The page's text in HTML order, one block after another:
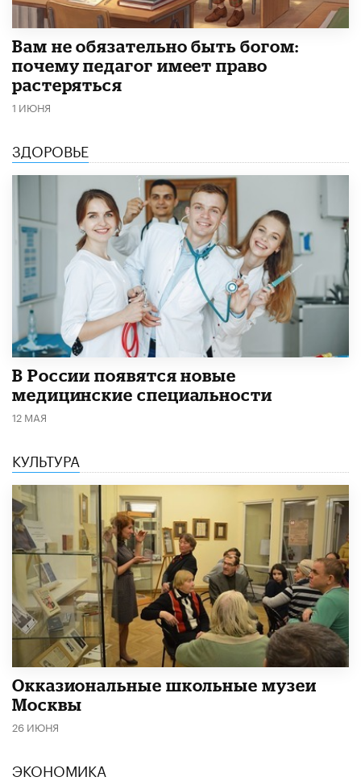
​Вам не обязательно быть богом:
почему педагог имеет право
растеряться
1 ИЮНЯ
ЗДОРОВЬЕ
В России появятся новые
медицинские специальности
12 МАЯ
КУЛЬТУРА
​Окказиональные школьные музеи
Москвы
26 ИЮНЯ
ЭКОНОМИКА